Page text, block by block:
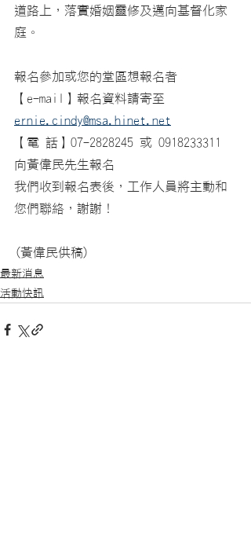
道路上，落實婚姻靈修及邁向基督化家
庭。
報名參加或您的堂區想報名者
【e-mail】報名資料請寄至
ernie.cindy@msa.hinet.net
【電 話】07-2828245 或 0918233311
向黃偉民先生報名
我們收到報名表後，工作人員將主動和
您們聯絡，謝謝！
(黃偉民供稿)
最新消息
活動快訊